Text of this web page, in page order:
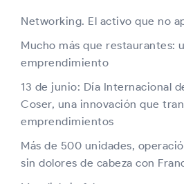
Networking. El activo que no
Mucho más que restaurantes:
emprendimiento
13 de junio: Día Internacional
Coser, una innovación que
emprendimientos
Más de 500 unidades,
sin dolores de cabeza con